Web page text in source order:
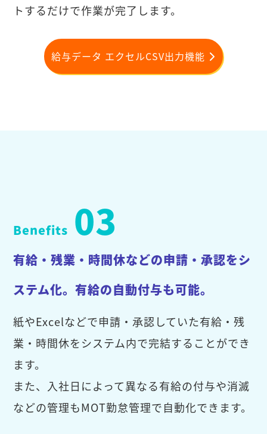
トするだけで作業が完了します。
給与データ エクセルCSV出力機能
Benefits 03
有給・残業・時間休などの申請・承認をシ
ステム化。有給の自動付与も可能。
紙やExcelなどで申請・承認していた有給・残
業・時間休をシステム内で完結することができ
ます。
また、入社日によって異なる有給の付与や消滅
などの管理もMOT勤怠管理で自動化できます。